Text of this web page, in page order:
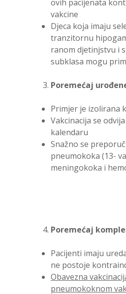
ovih pacijenata
vakcine
Djeca koja imaju
tranzitornu
ranom djetinjstvu i
subklasa mogu
Poremećaj
Primjer je izolirana
Vakcinacija se
kalendaru
Snažno se
pneumokoka (13-
meningokoka i
Poremećaj
Pacijenti imaju
ne postoje
Obavezna
pneumokoknom